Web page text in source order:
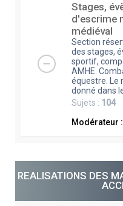
Stages,
d'escrime
médiéval
Section
des stages,
sportif,
AMHE.
équestre. Le
donné dans
Sujets : 104
Modérateur :
REALISATIONS DES